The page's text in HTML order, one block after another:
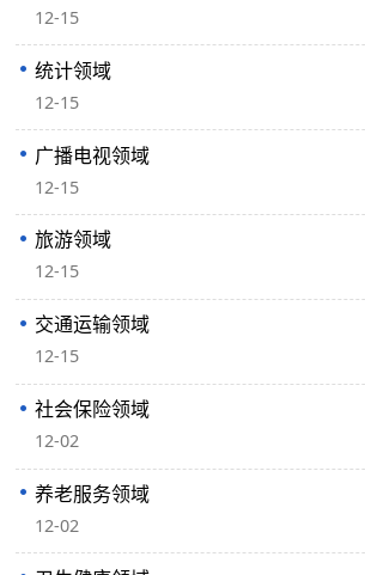
12-15
统计领域
12-15
广播电视领域
12-15
旅游领域
12-15
交通运输领域
12-15
社会保险领域
12-02
养老服务领域
12-02